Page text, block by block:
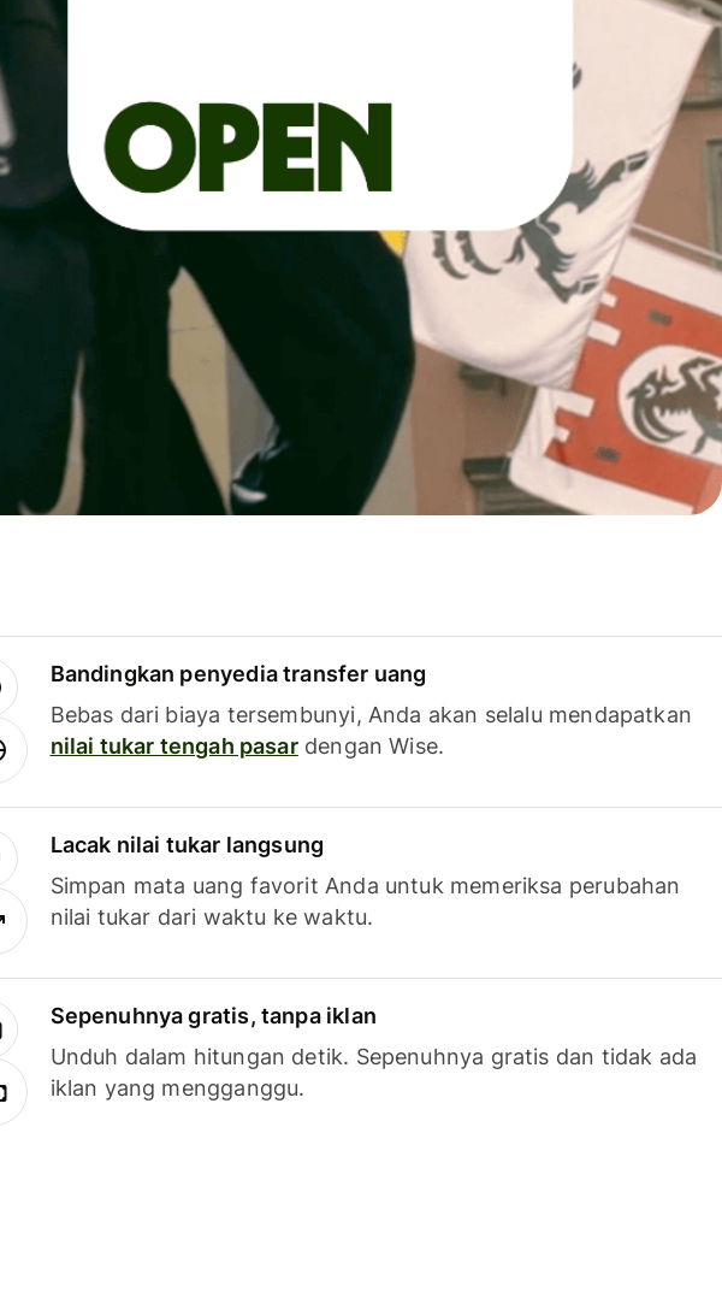
Bandingkan penyedia transfer uang
Bebas dari biaya tersembunyi, Anda akan selalu mendapatkan
nilai tukar tengah pasardengan Wise.
Lacak nilai tukar langsung
Simpan mata uang favorit Anda untuk memeriksa perubahan
nilai tukar dari waktu ke waktu.
Sepenuhnya gratis, tanpa iklan
Unduh dalam hitungan detik. Sepenuhnya gratis dan tidak ada
iklan yang mengganggu.